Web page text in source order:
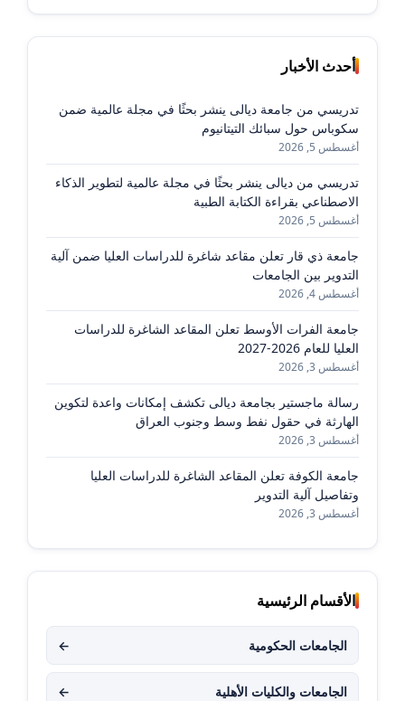
أحدث الأخبار
تدريسي من جامعة ديالى ينشر بحثًا في مجلة عالمية ضمن
سكوباس حول سبائك التيتانيوم
أغسطس 5, 2026
تدريسي من ديالى ينشر بحثًا في مجلة عالمية لتطوير الذكاء
الاصطناعي بقراءة الكتابة الطبية
أغسطس 5, 2026
جامعة ذي قار تعلن مقاعد شاغرة للدراسات العليا ضمن آلية
التدوير بين الجامعات
أغسطس 4, 2026
جامعة الفرات الأوسط تعلن المقاعد الشاغرة للدراسات
العليا للعام 2026-2027
أغسطس 3, 2026
رسالة ماجستير بجامعة ديالى تكشف إمكانات واعدة لتكوين
الهارثة في حقول نفط وسط وجنوب العراق
أغسطس 3, 2026
جامعة الكوفة تعلن المقاعد الشاغرة للدراسات العليا
وتفاصيل آلية التدوير
أغسطس 3, 2026
الأقسام الرئيسية
الجامعات الحكومية ←
الجامعات والكليات الأهلية ←